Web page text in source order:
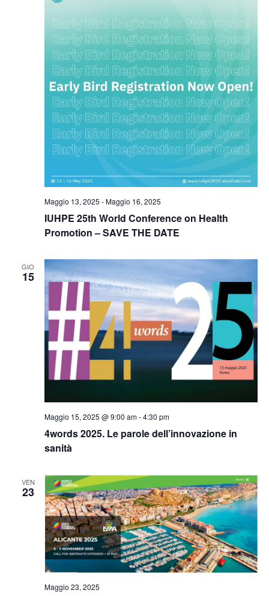
IUHPE 25th World Conference on Health
Promotion – SAVE THE DATE
Maggio 13, 2025 -Maggio 16, 2025
GIO
15
4words 2025. Le parole dell’innovazione in
sanità
Maggio 15, 2025 @ 9:00 am-4:30 pm
VEN
23
Maggio 23, 2025